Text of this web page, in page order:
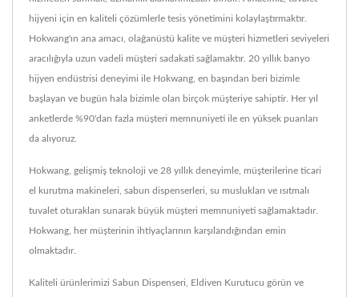
hijyeni için en kaliteli çözümlerle tesis yönetimini kolaylaştırmaktır.
Hokwang'ın ana amacı, olağanüstü kalite ve müşteri hizmetleri seviyeleri
aracılığıyla uzun vadeli müşteri sadakati sağlamaktır. 20 yıllık banyo
hijyen endüstrisi deneyimi ile Hokwang, en başından beri bizimle
başlayan ve bugün hala bizimle olan birçok müşteriye sahiptir. Her yıl
anketlerde %90'dan fazla müşteri memnuniyeti ile en yüksek puanları
da alıyoruz.
Hokwang, gelişmiş teknoloji ve 28 yıllık deneyimle, müşterilerine ticari
el kurutma makineleri, sabun dispenserleri, su muslukları ve ısıtmalı
tuvalet oturakları sunarak büyük müşteri memnuniyeti sağlamaktadır.
Hokwang, her müşterinin ihtiyaçlarının karşılandığından emin
olmaktadır.
Kaliteli ürünlerimizi Sabun Dispenseri Eldiven Kurutucu görün ve